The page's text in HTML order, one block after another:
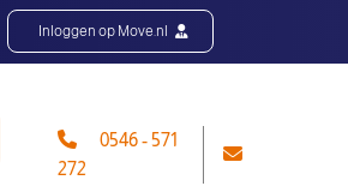
Inloggen op Move.nl
0546 - 571
272